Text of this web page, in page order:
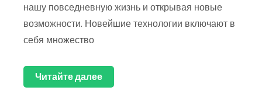
нашу повседневную жизнь и открывая новые
возможности. Новейшие технологии включают в
себя множество
Читайте далее